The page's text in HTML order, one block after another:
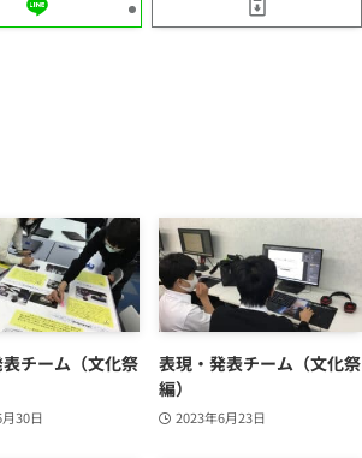
チーム（文化祭
30日
表現・発表チーム（文化祭
編）
2023年6月23日